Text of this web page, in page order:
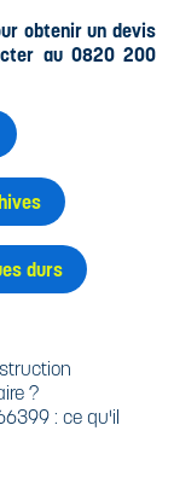
obtenir un devis
au 0820 200
durs
?
: ce qu'il